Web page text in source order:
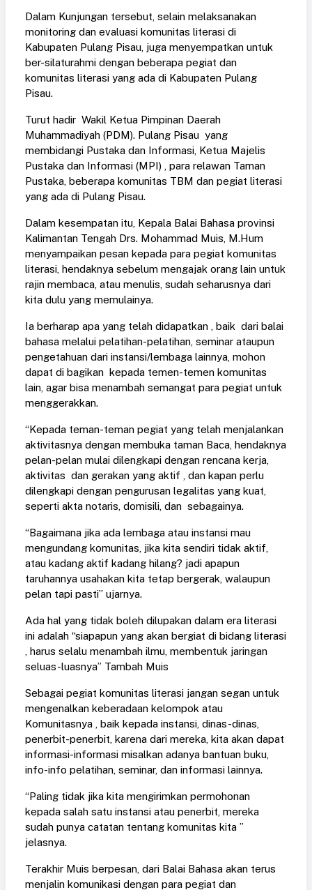
Dalam Kunjungan tersebut, selain melaksanakan
monitoring dan evaluasi komunitas literasi di
Kabupaten Pulang Pisau, juga menyempatkan untuk
ber-silaturahmi dengan beberapa pegiat dan
komunitas literasi yang ada di Kabupaten Pulang
Pisau.
Turut hadir Wakil Ketua Pimpinan Daerah
Muhammadiyah (PDM). Pulang Pisau yang
membidangi Pustaka dan Informasi, Ketua Majelis
Pustaka dan Informasi (MPI) , para relawan Taman
Pustaka, beberapa komunitas TBM dan pegiat literasi
yang ada di Pulang Pisau.
Dalam kesempatan itu, Kepala Balai Bahasa provinsi
Kalimantan Tengah Drs. Mohammad Muis, M.Hum
menyampaikan pesan kepada para pegiat komunitas
literasi, hendaknya sebelum mengajak orang lain untuk
rajin membaca, atau menulis, sudah seharusnya dari
kita dulu yang memulainya.
Ia berharap apa yang telah didapatkan , baik dari balai
bahasa melalui pelatihan-pelatihan, seminar ataupun
pengetahuan dari instansi/lembaga lainnya, mohon
dapat di bagikan kepada temen-temen komunitas
lain, agar bisa menambah semangat para pegiat untuk
menggerakkan.
“Kepada teman-teman pegiat yang telah menjalankan
aktivitasnya dengan membuka taman Baca, hendaknya
pelan-pelan mulai dilengkapi dengan rencana kerja,
aktivitas dan gerakan yang aktif , dan kapan perlu
dilengkapi dengan pengurusan legalitas yang kuat,
seperti akta notaris, domisili, dan sebagainya.
“Bagaimana jika ada lembaga atau instansi mau
mengundang komunitas, jika kita sendiri tidak aktif,
atau kadang aktif kadang hilang? jadi apapun
taruhannya usahakan kita tetap bergerak, walaupun
pelan tapi pasti” ujarnya.
Ada hal yang tidak boleh dilupakan dalam era literasi
ini adalah “siapapun yang akan bergiat di bidang literasi
, harus selalu menambah ilmu, membentuk jaringan
seluas-luasnya” Tambah Muis
Sebagai pegiat komunitas literasi jangan segan untuk
mengenalkan keberadaan kelompok atau
Komunitasnya , baik kepada instansi, dinas-dinas,
penerbit-penerbit, karena dari mereka, kita akan dapat
informasi-informasi misalkan adanya bantuan buku,
info-info pelatihan, seminar, dan informasi lainnya.
“Paling tidak jika kita mengirimkan permohonan
kepada salah satu instansi atau penerbit, mereka
sudah punya catatan tentang komunitas kita ”
jelasnya.
Terakhir Muis berpesan, dari Balai Bahasa akan terus
menjalin komunikasi dengan para pegiat dan